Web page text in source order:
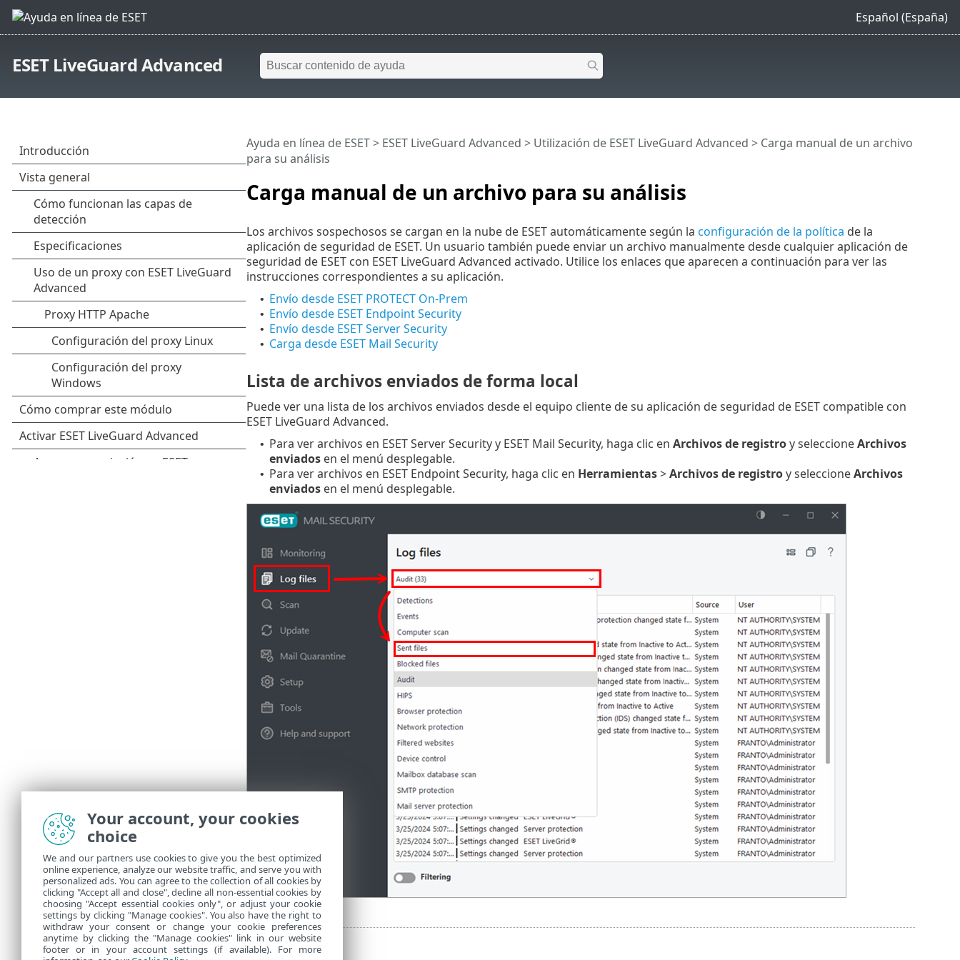
Español (España)
ESET LiveGuard Advanced
Carga manual de un archivo para su análisis
Ayuda en línea de ESET> ESET LiveGuard Advanced > Utilización de ESET LiveGuard Advanced > Carga manual de un archivo
para su análisis
Los archivos sospechosos se cargan en la nube de ESET automáticamente según la configuración de la política de la
aplicación de seguridad de ESET. Un usuario también puede enviar un archivo manualmente desde cualquier aplicación de
seguridad de ESET con ESET LiveGuard Advanced activado. Utilice los enlaces que aparecen a continuación para ver las
instrucciones correspondientes a su aplicación.
• Envío desde ESET PROTECT On-Prem
• Envío desde ESET Endpoint Security
• Envío desde ESET Server Security
• Carga desde ESET Mail Security
Lista de archivos enviados de forma local
Puede ver una lista de los archivos enviados desde el equipo cliente de su aplicación de seguridad de ESET compatible con
ESET LiveGuard Advanced.
• Para ver archivos en ESET Server Security y ESET Mail Security, haga clic en Archivos de registroy seleccioneArchivos
enviadosen el menú desplegable.
• Para ver archivos en ESET Endpoint Security, haga clic en Herramientas>Archivos de registroy seleccioneArchivos
enviadosen el menú desplegable.
Your account, your cookies
choice
We and our partners use cookies to give you the best optimized
online experience, analyze our website traffic, and serve you with
personalized ads. You can agree to the collection of all cookies by
clicking "Accept all and close", decline all non-essential cookies by
choosing "Accept essential cookies only", or adjust your cookie
settings by clicking "Manage cookies". You also have the right to
withdraw your consent or change your cookie preferences
anytime by clicking the "Manage cookies" link in our website
footer or in your account settings (if available). For more